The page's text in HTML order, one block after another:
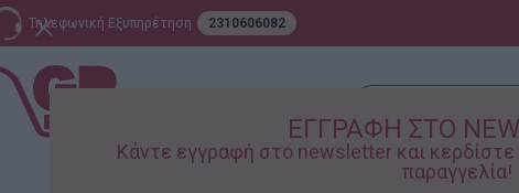
ΕΓΓΡΑΦΗ ΣΤΟ
Κάντε εγγραφή στο newsletter και
παραγγελία!
Τηλεφωνική Εξυπηρέτηση 2310606082